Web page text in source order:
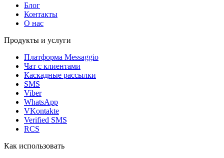
Блог
Контакты
О нас
Продукты и услуги
Платформа Messaggio
Чат с клиентами
Каскадные рассылки
SMS
Viber
WhatsApp
VKontakte
Verified SMS
RCS
Как использовать